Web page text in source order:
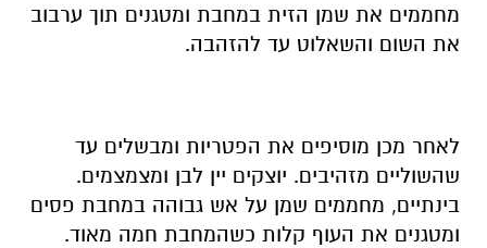
מחממים את שמן הזית במחבת ומטגנים תוך ערבוב
את השום והשאלוט עד להזהבה.
לאחר מכן מוסיפים את הפטריות ומבשלים עד
שהשוליים מזהיבים. יוצקים יין לבן ומצמצמים.
בינתיים, מחממים שמן על אש גבוהה במחבת פסים
ומטגנים את העוף קלות כשהמחבת חמה מאוד.